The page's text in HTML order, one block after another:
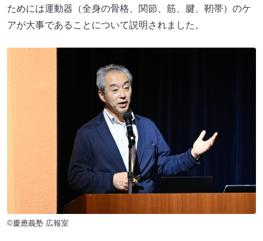
ためには運動器（全身の骨格、関節、筋、腱、靭帯）のケ
アが大事であることについて説明されました。
©慶應義塾 広報室